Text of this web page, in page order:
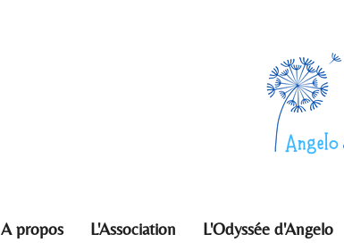
A propos L'Association L'Odyssée d'Angelo